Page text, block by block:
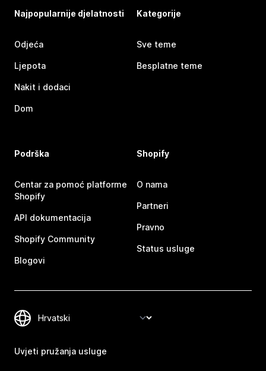
Najpopularnije djelatnosti
Odjeća
Ljepota
Nakit i dodaci
Dom
Kategorije
Sve teme
Besplatne teme
Podrška
Centar za pomoć platforme
Shopify
API dokumentacija
Shopify Community
Blogovi
Shopify
O nama
Partneri
Pravno
Status usluge
Uvjeti pružanja usluge